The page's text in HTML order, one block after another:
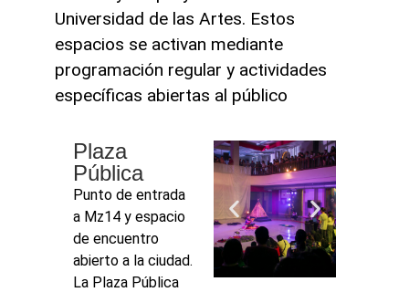
Universidad de las Artes. Estos
espacios se activan mediante
programación regular y actividades
específicas abiertas al público
Plaza
Pública
Punto de entrada
a Mz14 y espacio
de encuentro
abierto a la ciudad.
La Plaza Pública